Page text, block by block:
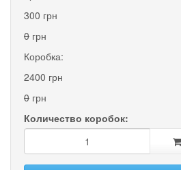
300 грн
0 грн
Коробка:
2400 грн
0 грн
Количество коробок: